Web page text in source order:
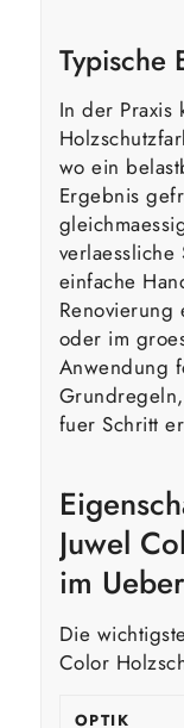
Typische
In der Praxis
wo ein
Ergebnis
verlaessliche
einfache
Renovierung
oder im
Anwendung
fuer Schritt
Juwel
im
Die
Color
OPTIK